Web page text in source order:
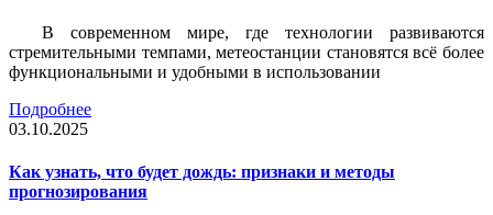
В современном мире, где технологии развиваются
стремительными темпами, метеостанции становятся всё более
функциональными и удобными в использовании
Подробнее
03.10.2025
Как узнать, что будет дождь: признаки и методы
прогнозирования